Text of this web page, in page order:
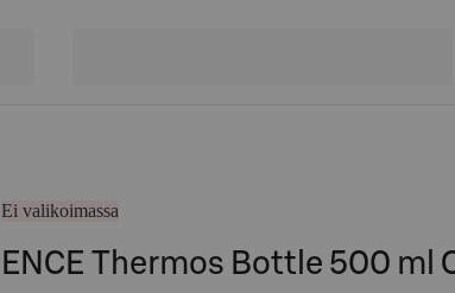
Ei valikoimassa
ENCE Thermos Bottle 500 ml